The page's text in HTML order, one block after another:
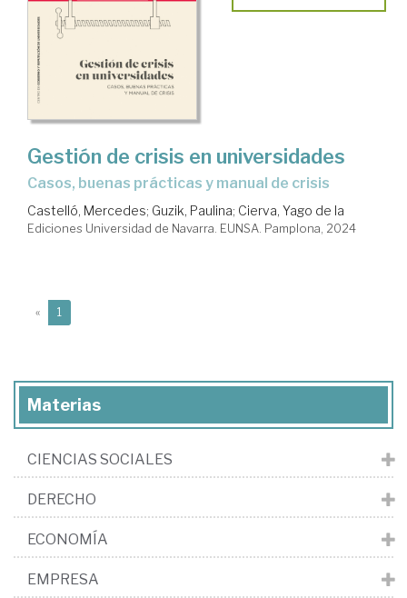
Gestión de crisis en universidades
casos, buenas prácticas y manual de crisis
Castelló, Mercedes; Guzik, Paulina; Cierva, Yago de la
Ediciones Universidad de Navarra. EUNSA. Pamplona, 2024
« 1
Materias
CIENCIAS SOCIALES
DERECHO
ECONOMÍA
EMPRESA